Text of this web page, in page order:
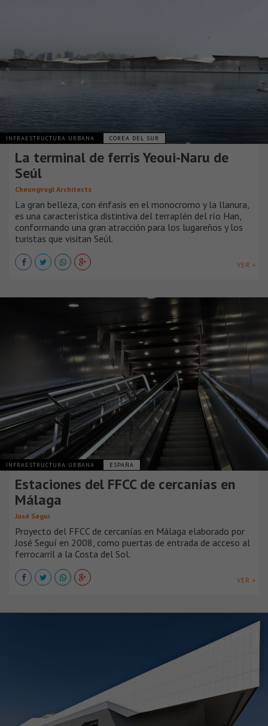
INFRAESTRUCTURA URBANA COREA DEL SUR
La terminal de ferris Yeoui-Naru de
Seúl
Cheungvogl Architects
La gran belleza, con énfasis en el monocromo y la llanura,
es una característica distintiva del terraplén del río Han,
conformando una gran atracción para los lugareños y los
turistas que visitan Seúl.
VER +
INFRAESTRUCTURA URBANA ESPAÑA
Estaciones del FFCC de cercanías en
Málaga
José Seguí
Proyecto del FFCC de cercanías en Málaga elaborado por
José Seguí en 2008, como puertas de entrada de acceso al
ferrocarril a la Costa del Sol.
VER +